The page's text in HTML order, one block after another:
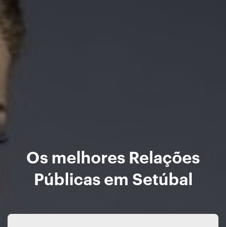
Os melhores Relações
Públicas em Setúbal